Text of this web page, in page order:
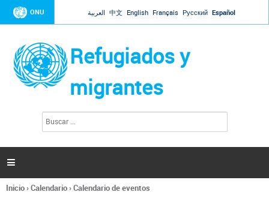
Jump to navigation
ONU العربية 中文 English Français Русский Español
Refugiados y
migrantes
l
s

Se
Inicio›Calendario›Calendario de eventos